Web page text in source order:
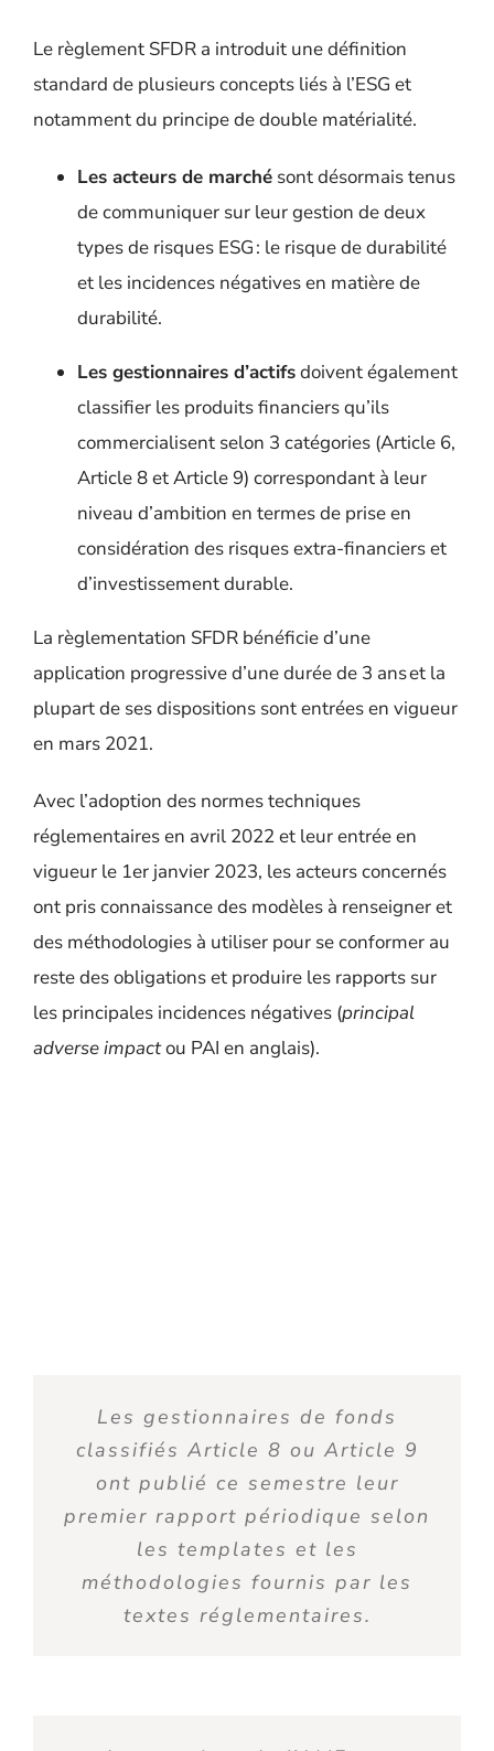
Le règlement SFDR a introduit une définition
standard de plusieurs concepts liés à l’ESG et
notamment du principe de double matérialité.
Les acteurs de marché sont désormais tenus
de communiquer sur leur gestion de deux
types de risques ESG : le risque de durabilité
et les incidences négatives en matière de
durabilité.
Les gestionnaires d’actifsdoivent également
classifier les produits financiers qu’ils
commercialisent selon 3 catégories (Article 6,
Article 8 et Article 9) correspondant à leur
niveau d’ambition en termes de prise en
considération des risques extra-financiers et
d’investissement durable.
La règlementation SFDR bénéficie d’une
application progressive d’une durée de 3 ans et la
plupart de ses dispositions sont entrées en vigueur
en mars 2021.
Avec l’adoption des normes techniques
réglementaires en avril 2022 et leur entrée en
vigueur le 1erjanvier 2023, les acteurs concernés
ont pris connaissance des modèles à renseigner et
des méthodologies à utiliser pour se conformer au
reste des obligations et produire les rapports sur
les principales incidences négatives (principal
adverse impactou PAI en anglais).
Les gestionnaires de fonds
classifiés Article 8 ou Article 9
ont publié ce semestre leur
premier rapport périodique selon
les templates et les
méthodologies fournis par les
textes réglementaires.